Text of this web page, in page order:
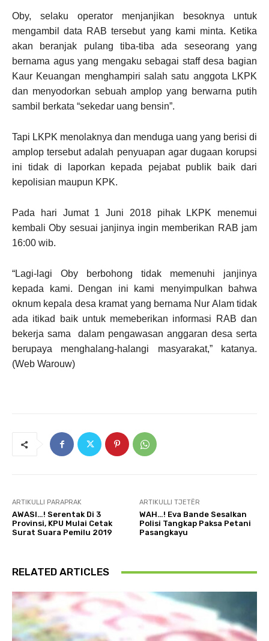
Oby, selaku operator menjanjikan besoknya untuk
mengambil data RAB tersebut yang kami minta. Ketika
akan beranjak pulang tiba-tiba ada seseorang yang
bernama agus yang mengaku sebagai staff desa bagian
Kaur Keuangan menghampiri salah satu anggota LKPK
dan menyodorkan sebuah amplop yang berwarna putih
sambil berkata “sekedar uang bensin”.
Tapi LKPK menolaknya dan menduga uang yang berisi di
amplop tersebut adalah penyuapan agar dugaan korupsi
ini tidak di laporkan kepada pejabat publik baik dari
kepolisian maupun KPK.
Pada hari Jumat 1 Juni 2018 pihak LKPK menemui
kembali Oby sesuai janjinya ingin memberikan RAB jam
16:00 wib.
“Lagi-lagi Oby berbohong tidak memenuhi janjinya
kepada kami. Dengan ini kami menyimpulkan bahwa
oknum kepala desa kramat yang bernama Nur Alam tidak
ada itikad baik untuk memeberikan informasi RAB dan
bekerja sama dalam pengawasan anggaran desa serta
berupaya menghalang-halangi masyarakat,” katanya.
(Web Warouw)
ARTIKULLI PARAPRAK
AWASI…! Serentak Di 3
Provinsi, KPU Mulai Cetak
Surat Suara Pemilu 2019
ARTIKULLI TJETËR
WAH…! Eva Bande Sesalkan
Polisi Tangkap Paksa Petani
Pasangkayu
RELATED ARTICLES